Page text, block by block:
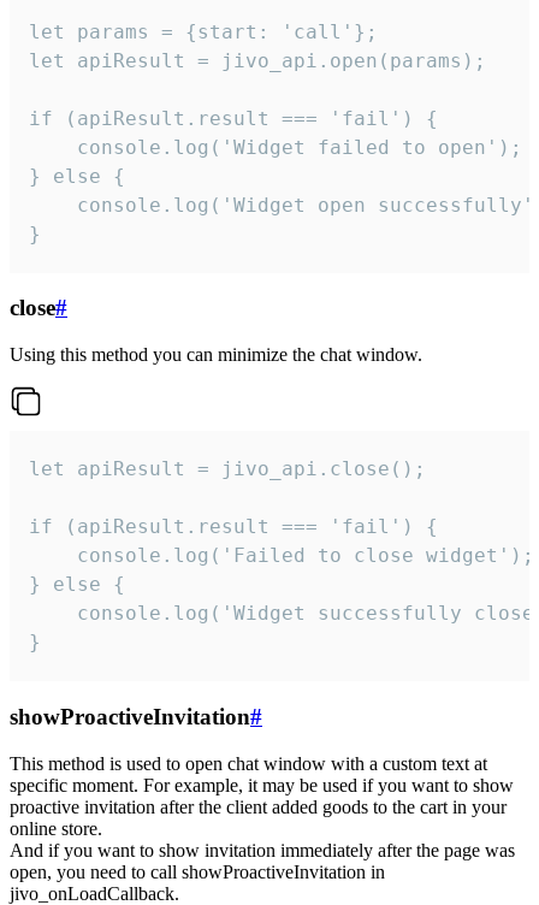
let params = {start: 'call'};
let apiResult = jivo_api.open(params);
if (apiResult.result === 'fail') {
    console.log('Widget failed to open');
} else {
console.log('Widget open
}
close#
Using this method you can minimize the chat window.
let apiResult = jivo_api.close();
if (apiResult.result === 'fail') {
    console.log('Failed to close widget');
} else {
console.log('Widget successfully
}
showProactiveInvitation#
This method is used to open chat window with a custom text at
specific moment. For example, it may be used if you want to show
proactive invitation after the client added goods to the cart in your
online store.
And if you want to show invitation immediately after the page was
open, you need to call showProactiveInvitation in
jivo_onLoadCallback.